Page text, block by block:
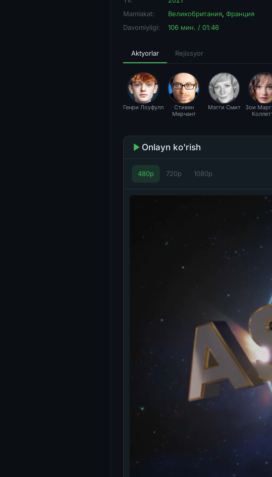
Mamlakat:
Великобритания, Франция
Davomiyligi:
106 мин. / 01:46
Aktyorlar Rejissyor
Генри Лоуфулл
Стивен
Мерчант
Мэгги Смит
Зои
Onlayn ko'rish
480p 720p 1080p